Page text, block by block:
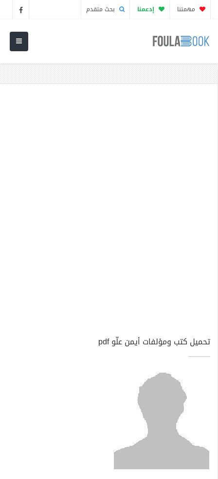
مهمتنا إدعمنا بحث متقدم
تحميل كتب ومؤلفات أيمن علّو pdf